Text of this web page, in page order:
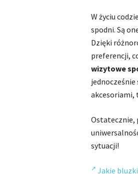
W życiu
spodni. Są
Dzięki
preferencji,
wizytowe
akcesoriami,
Ostatecznie,
sytuacji!
Jakie